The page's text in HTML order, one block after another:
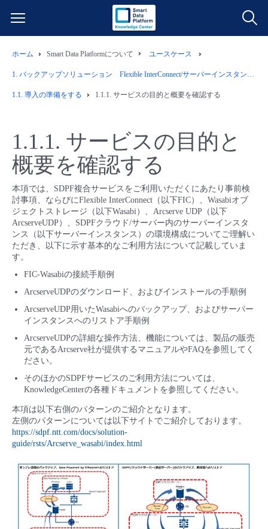
データ利活用
ネットワーク
IoT
モニタリング/監査
すべてのメニューを見る
よくある質問
クラウド/サーバー
ネットワーク
IoT
管理機能
料金シミュレーター
データ利活用
クラウド/サーバー
モニタリング/監査
すべてのメニューを見る
ご利用開始ガイド
■ 管理機能
- 管理機能
■ セットアップガイド
- 新規お申し込み方法
- 初期設定・確認
- ユーザー機能の管理
- 登録情報の管理
- APIリファレンス
■ 基本構築ガイド
- クラウド / サーバー
ユースケース
- バックアップ
- データと分析
- マルチクラウド利用
- ITインフラストラクチャー
- その他
故障/メンテナンス情報
メンテナンス予定
パートナー
販売パートナー向けプログラム
協業パートナー
脱炭素化
ホーム Smart Data Platformについて ユースケース
1. バックアップソリューション Flexible InterConnect/サーバーインスタンス/Wasabiオブジェクトストレージ/Arcserve
1.1. 導⼊の準備をする 1.1.1. サービスの⽬的と概要を確認する
1.1.1. サービスの⽬的と
概要を確認する
本項では、SDPF複合サービスをご利用いただくにあたり事前検
討事項、ならびにFlexible InterConnect（以下FIC）、Wasabiオブ
ジェクトストレージ（以下Wasabi）、Arcserve UDP（以下
ArcserveUDP）、SDPFクラウド/サーバー内のサーバーインスタ
ンス（以下サーバーインスタンス）の環境構成についてご理解い
ただき、以下に示す基本的なご利用方法について記載していま
す。
FIC-Wasabiの接続手順例
ArcserveUDPのダウンロード、およびインストールの手順例
ArcserveUDP用いたWasabiへのバックアップ、およびサーバー
インスタンスへのリストア手順例
ArcserveUDPの詳細な操作方法、機能については、製品の販売
元であるArcserve社が提供するマニュアルやFAQを参照してく
ださい。
そのほかのSDPFサービスのご利用方法については、
KnowledgeCenterの各種ドキュメントを参照してください。
本項は以下右側のパターンのご紹介となります。
左側のパターンについては以下サイトでご紹介しております。
https://sdpf.ntt.com/docs/solution-
guide/rsts/Arcserve_wasabi/index.html